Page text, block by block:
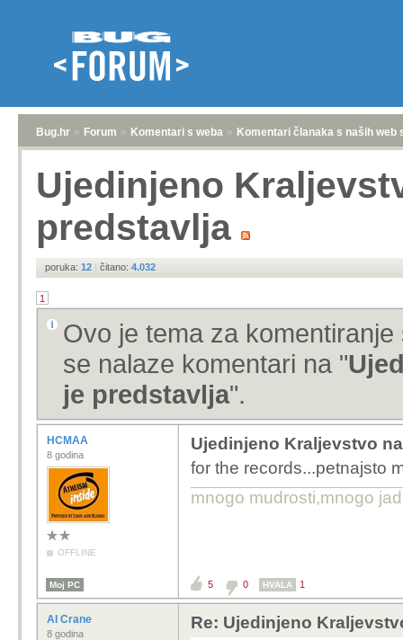
Bug.hr » Forum » Komentari s weba » Komentari članaka s naših web
Ujedinjeno
predstavlja
poruka: 12 | čitano: 4.032
1
Ovo je tema za
se nalaze komentari na "
je predstavlja".
HCMAA
8 godina
OFFLINE
Ujedinjeno Kraljevstvo
for the records...petnajsto
mnogo mudrosti,mnogo
Moj PC 5 0 HVALA 1
Al Crane
8 godina
Re: Ujedinjeno